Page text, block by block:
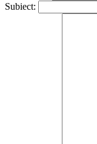
Subiect: